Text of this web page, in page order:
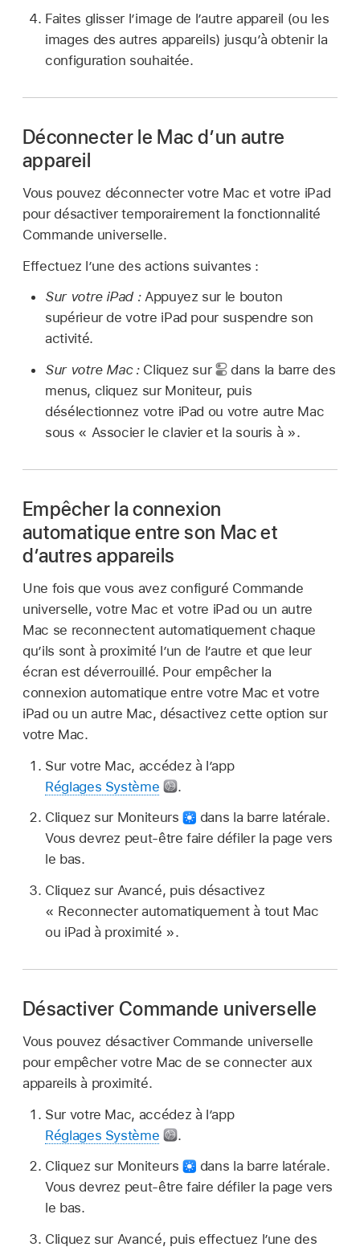
Faites glisser l’image de l’autre appareil (ou les
images des autres appareils) jusqu’à obtenir la
configuration souhaitée.
Déconnecter le Mac d’un autre
appareil
Vous pouvez déconnecter votre Mac et votre iPad
pour désactiver temporairement la fonctionnalité
Commande universelle.
Effectuez l’une des actions suivantes :
Sur votre iPad :Appuyez sur le bouton
supérieur de votre iPad pour suspendre son
activité.
Sur votre Mac :Cliquez sur
dans la barre des
menus, cliquez sur Moniteur, puis
désélectionnez votre iPad ou votre autre Mac
sous « Associer le clavier et la souris à ».
Empêcher la connexion
automatique entre son Mac et
d’autres appareils
Une fois que vous avez configuré Commande
universelle, votre Mac et votre iPad ou un autre
Mac se reconnectent automatiquement chaque
qu’ils sont à proximité l’un de l’autre et que leur
écran est déverrouillé. Pour empêcher la
connexion automatique entre votre Mac et votre
iPad ou un autre Mac, désactivez cette option sur
votre Mac.
Sur votre Mac, accédez à l’app
Réglages Système
.
Cliquez sur Moniteurs
dans la barre latérale.
Vous devrez peut-être faire défiler la page vers
le bas.
Cliquez sur Avancé, puis désactivez
« Reconnecter automatiquement à tout Mac
ou iPad à proximité ».
Désactiver Commande universelle
Vous pouvez désactiver Commande universelle
pour empêcher votre Mac de se connecter aux
appareils à proximité.
Sur votre Mac, accédez à l’app
Réglages Système
.
Cliquez sur Moniteurs
dans la barre latérale.
Vous devrez peut-être faire défiler la page vers
le bas.
Cliquez sur Avancé, puis effectuez l’une des